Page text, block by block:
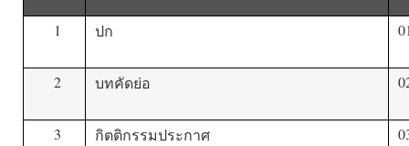
1 ปก
2 บทคัดย่อ
3 กิตติกรรมประกาศ